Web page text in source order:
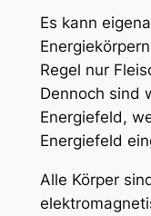
Es kann
Regel nur
Dennoch sind
Energiefeld,
Energiefeld
Alle Körper